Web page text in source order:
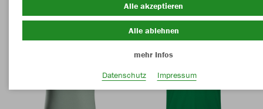
Alle akzeptieren
Alle ablehnen
mehr Infos
Datenschutz
Impressum